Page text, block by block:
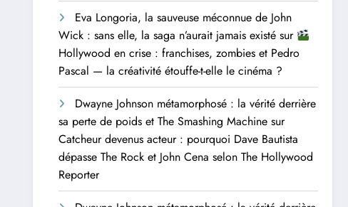
Eva Longoria, la sauveuse méconnue de John
Wick : sans elle, la saga n’aurait jamais existé sur
Hollywood en crise : franchises, zombies et Pedro
Pascal — la créativité étouffe-t-elle le cinéma ?
Dwayne Johnson métamorphosé : la vérité derrière
sa perte de poids et The Smashing Machine sur
Catcheur devenus acteur : pourquoi Dave Bautista
dépasse The Rock et John Cena selon The Hollywood
Reporter